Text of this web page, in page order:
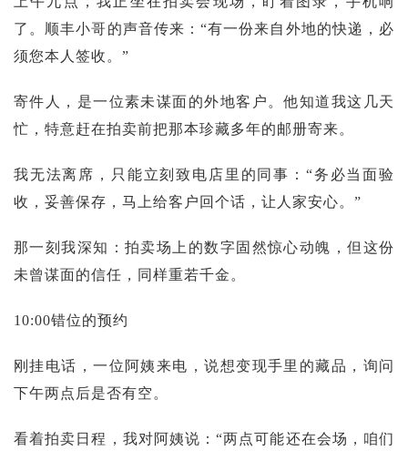
了。顺丰小哥的声音传来：“有一份来自外地的快递，必
须您本人签收。”
寄件人，是一位素未谋面的外地客户。他知道我这几天
忙，特意赶在拍卖前把那本珍藏多年的邮册寄来。
我无法离席，只能立刻致电店里的同事：“务必当面验
收，妥善保存，马上给客户回个话，让人家安心。”
那一刻我深知：拍卖场上的数字固然惊心动魄，但这份
未曾谋面的信任，同样重若千金。
10:00错位的预约
刚挂电话，一位阿姨来电，说想变现手里的藏品，询问
下午两点后是否有空。
看着拍卖日程，我对阿姨说：“两点可能还在会场，咱们